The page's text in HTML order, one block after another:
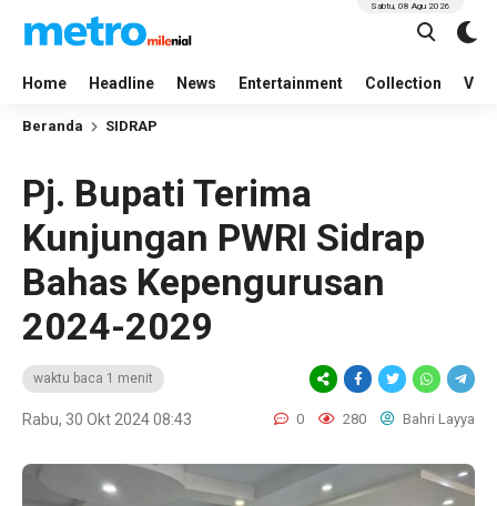
Home Headline News Entertainment Collection
Sabtu, 08 Agu 2026
Beranda SIDRAP
Pj. Bupati Terima
Kunjungan PWRI Sidrap
Bahas Kepengurusan
2024-2029
waktu baca 1 menit
Rabu, 30 Okt 2024 08:43 0 280 Bahri Layya